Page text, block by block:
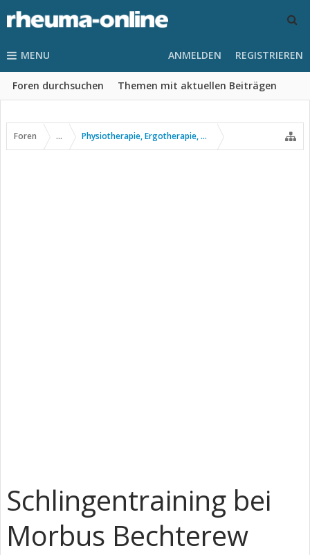
MENU
Foren durchsuchen Themen mit aktuellen Beiträgen
ANMELDEN REGISTRIEREN
Foren ... Physiotherapie, Ergotherapie, Sport usw.
Schlingentraining bei
Morbus Bechterew